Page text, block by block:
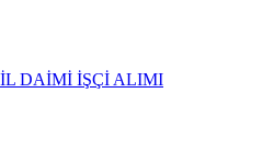
DAİMİ İŞÇİ ALIMI